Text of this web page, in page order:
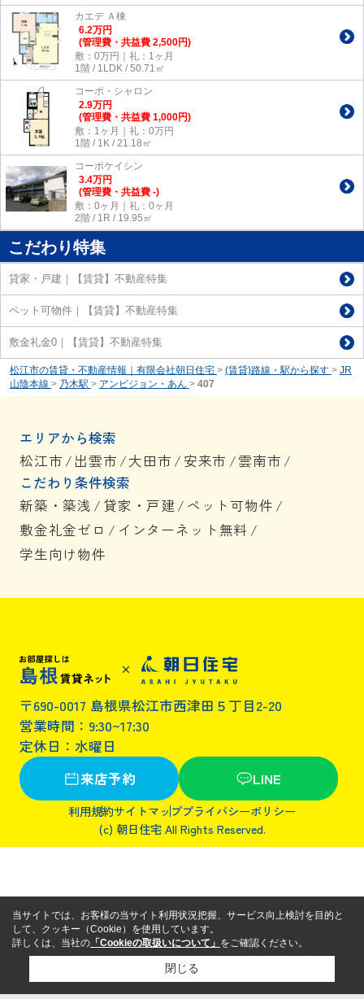
カエデ Ａ棟
6.2万円
(管理費・共益費 2,500円)
敷：0万円｜礼：1ヶ月
1階 / 1LDK / 50.71㎡
コーポ・シャロン
2.9万円
(管理費・共益費 1,000円)
敷：1ヶ月｜礼：0万円
1階 / 1K / 21.18㎡
コーポケイシン
3.4万円
(管理費・共益費 -)
敷：0ヶ月｜礼：0ヶ月
2階 / 1R / 19.95㎡
こだわり特集
貸家・戸建｜【賃貸】不動産特集
ペット可物件｜【賃貸】不動産特集
敷金礼金0｜【賃貸】不動産特集
松江市の賃貸・不動産情報｜有限会社朝日住宅 > (賃貸)路線・駅から探す > JR
山陰本線 > 乃木駅 > アンビジョン・あん > 407
エリアから検索
松江市 / 出雲市 /大田市 / 安来市 /雲南市 /
こだわり条件検索
新築・築浅 / 貸家・戸建/ ペット可物件 /
敷金礼金ゼロ / インターネット無料 /
学生向け物件
〒690-0017 島根県松江市西津田５丁目2-20
営業時間：9:30~17:30
定休日：水曜日
来店予約
LINE
利用規約サイトマッププライバシーポリシー
(c) 朝日住宅 All Rights Reserved.
当サイトでは、お客様の当サイト利用状況把握、サービス向上検討を目的と
して、クッキー（Cookie）を使用しています。
詳しくは、当社の 「Cookieの取扱いについて」 をご確認ください。
閉じる